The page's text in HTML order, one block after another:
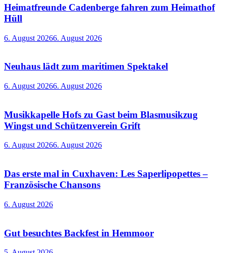
Heimatfreunde Cadenberge fahren zum Heimathof
Hüll
6. August 20266. August 2026
Neuhaus lädt zum maritimen Spektakel
6. August 20266. August 2026
Musikkapelle Hofs zu Gast beim Blasmusikzug
Wingst und Schützenverein Grift
6. August 20266. August 2026
Das erste mal in Cuxhaven: Les Saperlipopettes –
Französische Chansons
6. August 2026
Gut besuchtes Backfest in Hemmoor